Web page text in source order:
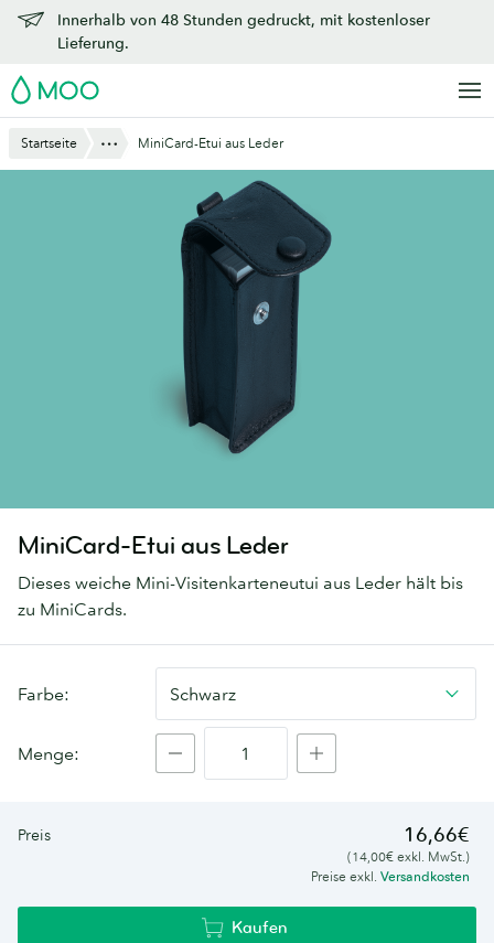
Zu
Hauptinhalt
Innerhalb von 48 Stunden gedruckt, mit kostenloser
Lieferung.
MOO
Startseite Anzeigen
MiniCard-Etui aus Leder
MiniCard-Etui aus Leder
Dieses weiche Mini-Visitenkarteneutui aus Leder hält bis
zu MiniCards.
MiniCard
Farbe: Schwarz
Menge:
Preis 16,66€
(14,00€ exkl. MwSt.)
Preise exkl. Versandkosten
Kaufen